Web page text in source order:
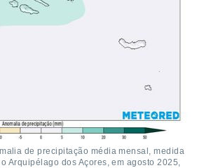
de precipitação média mensal, medida
Arquipélago dos Açores, em agosto 2025,